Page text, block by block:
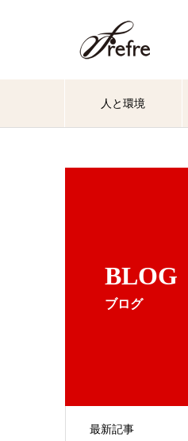
人と環境
BLOG
ブログ
最新記事